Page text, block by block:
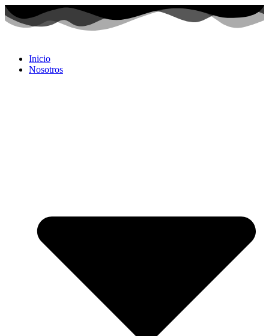
Inicio
Nosotros